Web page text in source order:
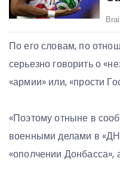
По его словам, по
серьезно говорить о
«армии» или, «прости
«Поэтому отныне в
военными делами в
«ополчении Донбасса»,